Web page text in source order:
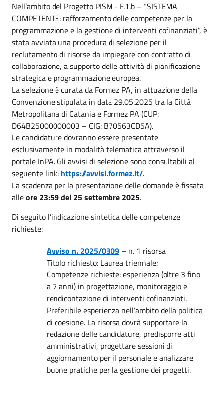
Nell’ambito del Progetto PISM - F.1.b – “SISTEMA
COMPETENTE: rafforzamento delle competenze per la
programmazione e la gestione di interventi cofinanziati”, è
stata avviata una procedura di selezione per il
reclutamento di risorse da impiegare con contratto di
collaborazione, a supporto delle attività di pianificazione
strategica e programmazione europea.
La selezione è curata da Formez PA, in attuazione della
Convenzione stipulata in data 29.05.2025 tra la Città
Metropolitana di Catania e Formez PA (CUP:
D64B25000000003 – CIG: B70563CD5A).
Le candidature dovranno essere presentate
esclusivamente in modalità telematica attraverso il
portale InPA. Gli avvisi di selezione sono consultabili al
seguente link: https://avvisi.formez.it/.
La scadenza per la presentazione delle domande è fissata
alleore 23:59 del 25 settembre 2025.
Di seguito l’indicazione sintetica delle competenze
richieste:
Avviso n. 2025/0309 – n. 1 risorsa
Titolo richiesto: Laurea triennale;
Competenze richieste: esperienza (oltre 3 fino
a 7 anni) in progettazione, monitoraggio e
rendicontazione di interventi cofinanziati.
Preferibile esperienza nell’ambito della politica
di coesione. La risorsa dovrà supportare la
redazione delle candidature, predisporre atti
amministrativi, progettare sessioni di
aggiornamento per il personale e analizzare
buone pratiche per la gestione dei progetti.